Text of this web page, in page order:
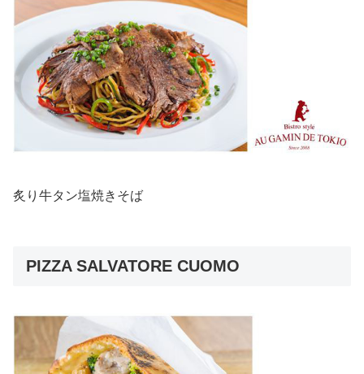
炙り牛タン塩焼きそば
PIZZA SALVATORE CUOMO